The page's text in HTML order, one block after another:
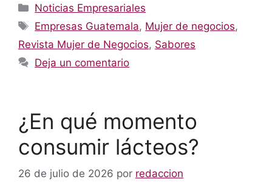
Categorías
Noticias Empresariales
Etiquetas
Empresas Guatemala, Mujer de negocios,
Revista Mujer de Negocios, Sabores
Deja un comentario
¿En qué momento
consumir lácteos?
26 de julio de 2026 por redaccion